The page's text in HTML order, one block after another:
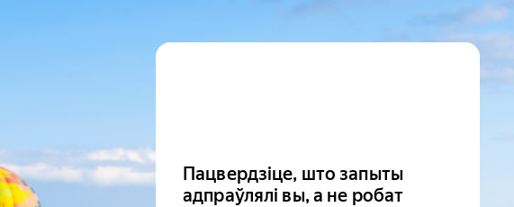
Пацвердзіце, што запыты
адпраўлялі вы, а не робат